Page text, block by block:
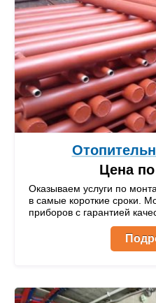
Цена
Оказываем услуги по
в самые короткие сроки.
приборов с гарантией
Костромской области и